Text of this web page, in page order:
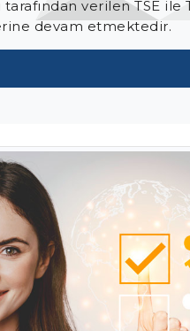
verilen TSE
devam etmektedir.